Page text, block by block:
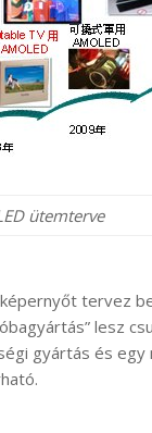
ütemterve
képernyőt tervez
lesz
gyártás és